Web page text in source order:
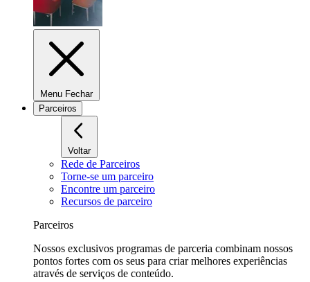
Menu Fechar
Parceiros
Voltar
Rede de Parceiros
Torne-se um parceiro
Encontre um parceiro
Recursos de parceiro
Parceiros
Nossos exclusivos programas de parceria combinam nossos
pontos fortes com os seus para criar melhores experiências
através de serviços de conteúdo.